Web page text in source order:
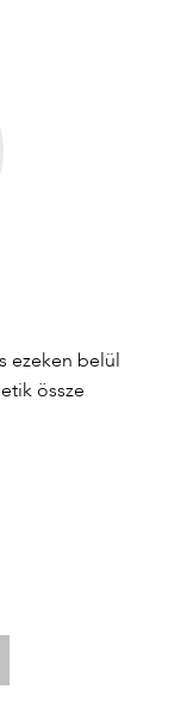
ezeken belül
össze